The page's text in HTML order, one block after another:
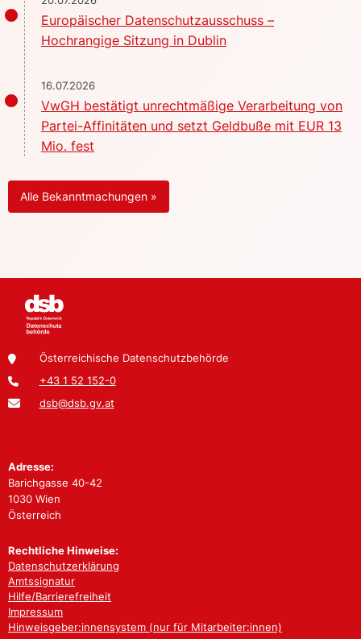
Europäischer Datenschutzausschuss –
Hochrangige Sitzung in Dublin
16.07.2026
VwGH bestätigt unrechtmäßige Verarbeitung von
Partei-Affinitäten und setzt Geldbuße mit EUR 13
Mio. fest
Alle Bekanntmachungen »
Österreichische Datenschutzbehörde
+43 1 52 152-0
dsb@dsb.gv.at
Adresse:
Barichgasse 40-42
1030 Wien
Österreich
Rechtliche Hinweise:
Datenschutzerklärung
Amtssignatur
Hilfe/Barrierefreiheit
Impressum
Hinweisgeber:innensystem (nur für Mitarbeiter:innen)